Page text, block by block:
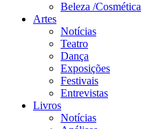
Beleza /Cosmética
Artes
Notícias
Teatro
Dança
Exposições
Festivais
Entrevistas
Livros
Notícias